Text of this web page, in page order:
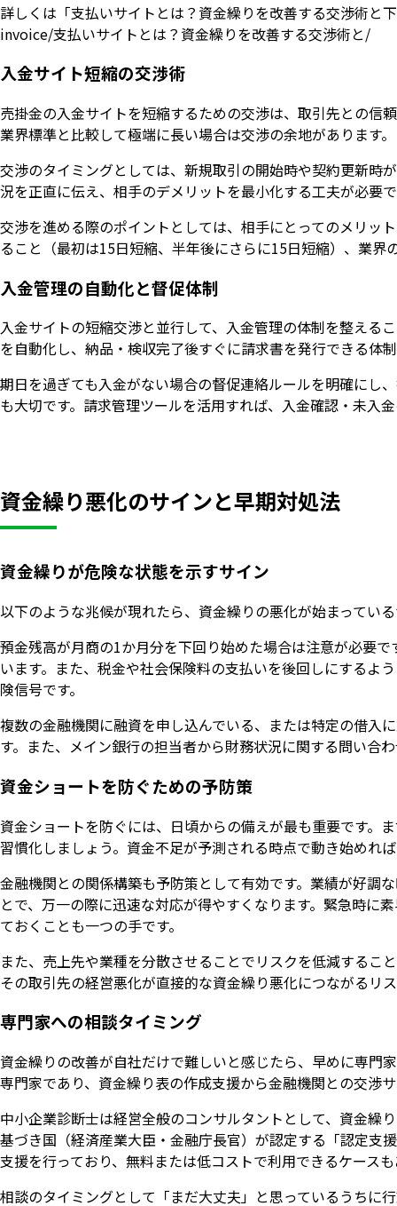
詳しくは「支払いサイトとは？資金繰りを改善する交渉術
invoice/支払いサイトとは？資金繰りを改善する交渉術と/
入金サイト短縮の交渉術
売掛金の入金サイトを短縮するための交渉は、取引先との信
業界標準と比較して極端に長い場合は交渉の余地があります。
交渉のタイミングとしては、新規取引の開始時や契約更新時
況を正直に伝え、相手のデメリットを最小化する工夫が必要
交渉を進める際のポイントとしては、相手にとってのメリッ
ること（最初は15日短縮、半年後にさらに15日短縮）、業
入金管理の自動化と督促体制
入金サイトの短縮交渉と並行して、入金管理の体制を整える
を自動化し、納品・検収完了後すぐに請求書を発行できる体
期日を過ぎても入金がない場合の督促連絡ルールを明確にし
も大切です。請求管理ツールを活用すれば、入金確認・未入
資金繰り悪化のサインと早期対処法
資金繰りが危険な状態を示すサイン
以下のような兆候が現れたら、資金繰りの悪化が始まってい
預金残高が月商の1か月分を下回り始めた場合は注意が必要
います。また、税金や社会保険料の支払いを後回しにするよ
険信号です。
複数の金融機関に融資を申し込んでいる、または特定の借入
す。また、メイン銀行の担当者から財務状況に関する問い合
資金ショートを防ぐための予防策
資金ショートを防ぐには、日頃からの備えが最も重要です。
習慣化しましょう。資金不足が予測される時点で動き始めれ
金融機関との関係構築も予防策として有効です。業績が好調
とで、万一の際に迅速な対応が得やすくなります。緊急時に
ておくことも一つの手です。
また、売上先や業種を分散させることでリスクを低減するこ
その取引先の経営悪化が直接的な資金繰り悪化につながるリ
専門家への相談タイミング
資金繰りの改善が自社だけで難しいと感じたら、早めに専門
専門家であり、資金繰り表の作成支援から金融機関との交渉
中小企業診断士は経営全般のコンサルタントとして、資金繰
基づき国（経済産業大臣・金融庁長官）が認定する「認定支
支援を行っており、無料または低コストで利用できるケース
相談のタイミングとして「まだ大丈夫」と思っているうちに